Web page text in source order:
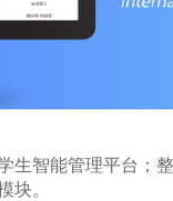
智能管理平台；
块。